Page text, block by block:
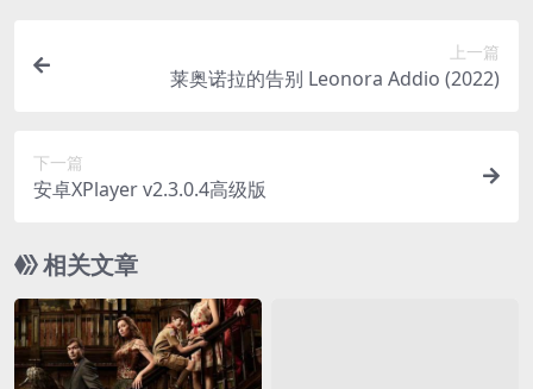
上一篇
莱奥诺拉的告别 Leonora Addio (2022)
下一篇
安卓XPlayer v2.3.0.4高级版
相关文章